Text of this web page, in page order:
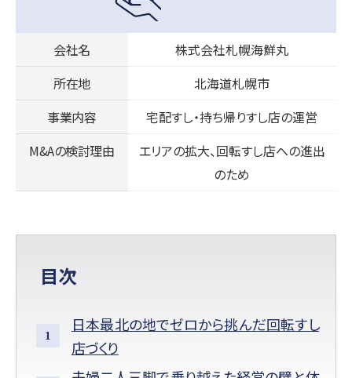
会社名
株式会社札幌海鮮丸
所在地
北海道札幌市
事業内容
宅配すし・持ち帰りすし店の運営
M&Aの検討理由
エリアの拡大、回転すし店への進出
のため
目次
日本最北の地でゼロから挑んだ回転すし
店づくり